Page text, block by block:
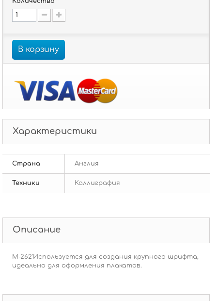
В корзину
Характеристики
Страна Англия
Техники Каллиграфия
Описание
M-262'Используется для создания крупного шрифта,
идеально для оформления плакатов.